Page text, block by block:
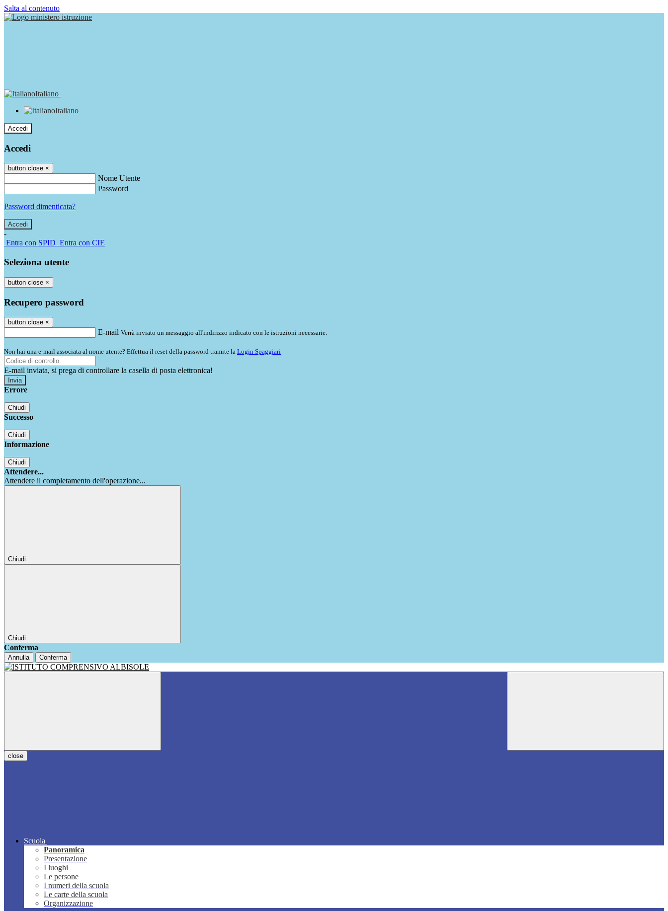
Salta al contenuto
Italiano
Italiano
Accedi
Accedi
button close ×
Nome Utente
Password
Password dimenticata?
-
Entra con SPID Entra con CIE
Seleziona utente
button close ×
Recupero password
button close ×
E-mail Verrà inviato un messaggio all'indirizzo indicato con le istruzioni necessarie.
Non hai una e-mail associata al nome utente? Effettua il reset della password tramite la Login Spaggiari
E-mail inviata, si prega di controllare la casella di posta elettronica!
Errore
Chiudi
Successo
Chiudi
Informazione
Chiudi
Attendere...
Attendere il completamento dell'operazione...
Chiudi
Chiudi
Conferma
Annulla Conferma
close
Scuola
Panoramica
Presentazione
I luoghi
Le persone
I numeri della scuola
Le carte della scuola
Organizzazione